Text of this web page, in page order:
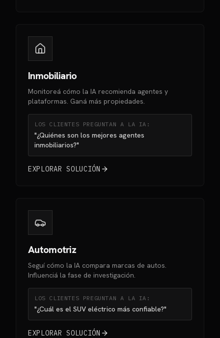
Inmobiliario
Monitoreá cómo la IA recomienda agentes y
plataformas. Ganá más propiedades.
LOS CLIENTES PREGUNTAN A LA IA:
"¿Quiénes son los mejores agentes
inmobiliarios?"
EXPLORAR SOLUCIÓN
Automotriz
Seguí cómo la IA compara marcas de autos.
Influenciá la fase de investigación.
LOS CLIENTES PREGUNTAN A LA IA:
"¿Cuál es el SUV eléctrico más confiable?"
EXPLORAR SOLUCIÓN